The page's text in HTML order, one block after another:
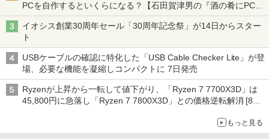
PCを自作するといくらになる？【石田賀津男の『酒の肴にPCゲ
ーム』】
イオシス創業30周年セール「30周年記念祭」が14日からスター
ト
USBケーブルの確認に特化した「USB Cable Checker Lite」が登
場、必要な機能を凝縮しコンパクトに 7日発売
Ryzenが上昇から一転して値下がり、「Ryzen 7 7700X3D」は
45,800円に急落し「Ryzen 7 7800X3D」との価格逆転解消 [8月
もっと見る